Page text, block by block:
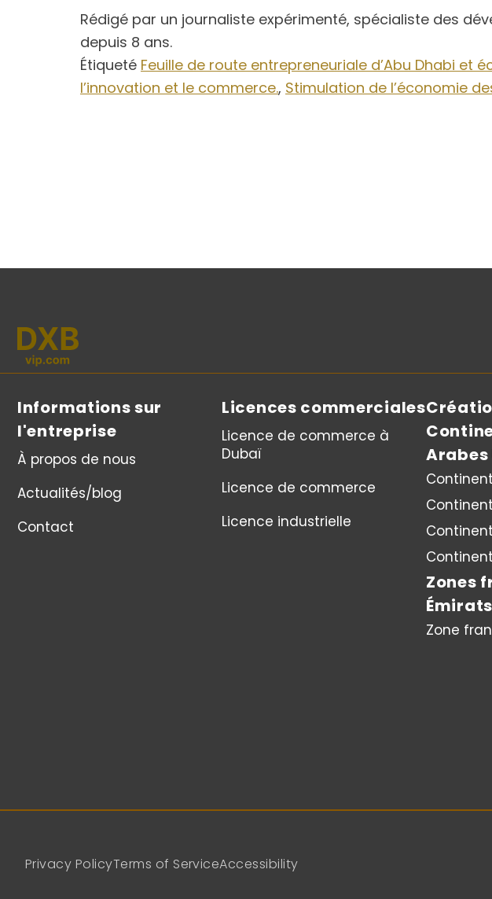
Rédigé par un journaliste expérimenté, spécialiste des
depuis 8 ans.
Étiqueté Feuille de route entrepreneuriale d’Abu Dhabi et
l’innovation et le commerce., Stimulation de l’économie
Informations sur
l'entreprise
À propos de nous
Actualités/blog
Contact
Licences commerciales
Licence de commerce à
Dubaï
Licence de commerce
Licence industrielle
Arabes
Zones
Zone
Privacy PolicyTerms of ServiceAccessibility